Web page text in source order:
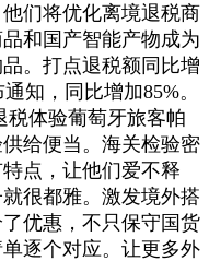
们将优化离境退税商
和国产智能产物成为
。打点退税额同比增
知，同比增加85%。
税体验葡萄牙旅客帕
给便当。海关检验密
点，让他们爱不释
很都雅。激发境外搭
优惠，不只保守国货
逐个对应。让更多外